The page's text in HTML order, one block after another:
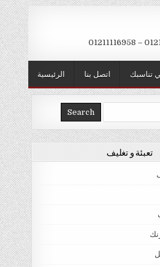
الرئيسية اتصل بنا تناسبك
تعبئة و تغليف